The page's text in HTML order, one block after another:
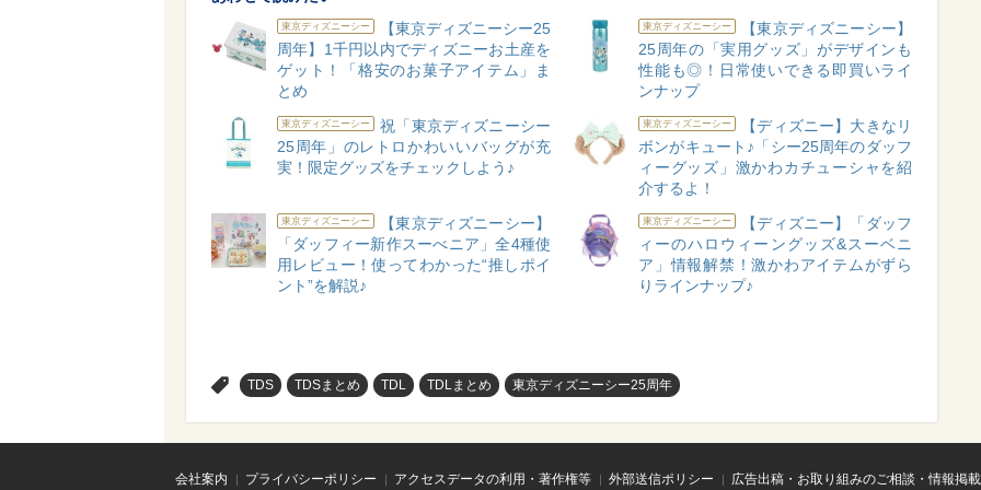
東京ディズニーシー
【東京ディズニーシー25
周年】1千円以内でディズニーお土産を
ゲット！「格安のお菓子アイテム」ま
とめ
東京ディズニーシー
【東京ディズニーシー】
25周年の「実用グッズ」がデザインも
性能も◎！日常使いできる即買いライ
ンナップ
東京ディズニーシー
祝「東京ディズニーシー
25周年」のレトロかわいいバッグが充
実！限定グッズをチェックしよう♪
東京ディズニーシー
【ディズニー】大きなリ
ボンがキュート♪「シー25周年のダッフ
ィーグッズ」激かわカチューシャを紹
介するよ！
東京ディズニーシー
【東京ディズニーシー】
「ダッフィー新作スーべニア」全4種使
用レビュー！使ってわかった“推しポイ
ント”を解説♪
東京ディズニーシー
【ディズニー】「ダッフ
ィーのハロウィーングッズ&スーベニ
ア」情報解禁！激かわアイテムがずら
りラインナップ♪
TDS TDSまとめ TDL TDLまとめ 東京ディズニーシー25周年
会社案内 プライバシーポリシー アクセスデータの利用・著作権等 外部送信ポリシー 広告出稿・お取り組みのご相談・情報掲